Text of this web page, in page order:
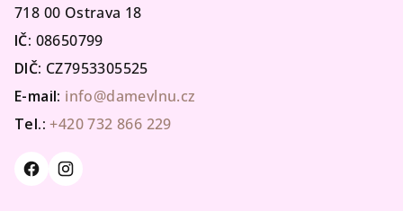
718 00 Ostrava 18
IČ: 08650799
DIČ: CZ7953305525
E-mail: info@damevlnu.cz
Tel.: +420 732 866 229